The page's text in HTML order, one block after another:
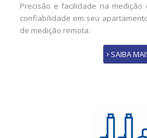
Precisão e facilidade na medição
confiabilidade em seu
de medição remota.
SAIBA